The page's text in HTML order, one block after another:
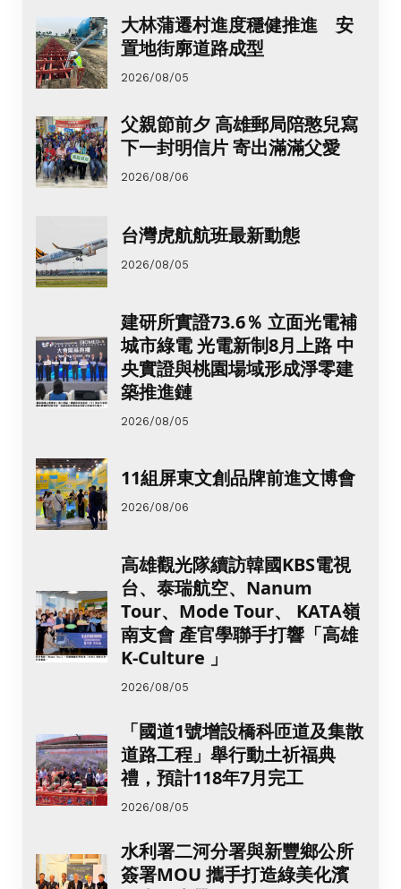
大林蒲遷村進度穩健推進 安
置地街廓道路成型
2026/08/05
父親節前夕 高雄郵局陪憨兒寫
下一封明信片 寄出滿滿父愛
2026/08/06
台灣虎航航班最新動態
2026/08/05
建研所實證73.6％ 立面光電補
城市綠電 光電新制8月上路 中
央實證與桃園場域形成淨零建
築推進鏈
2026/08/05
11組屏東文創品牌前進文博會
2026/08/06
高雄觀光隊續訪韓國KBS電視
台、泰瑞航空、Nanum
Tour、Mode Tour、 KATA嶺
南支會 產官學聯手打響「高雄
K-Culture 」
2026/08/05
「國道1號增設橋科匝道及集散
道路工程」舉行動土祈福典
禮，預計118年7月完工
2026/08/05
水利署二河分署與新豐鄉公所
簽署MOU 攜手打造綠美化濱